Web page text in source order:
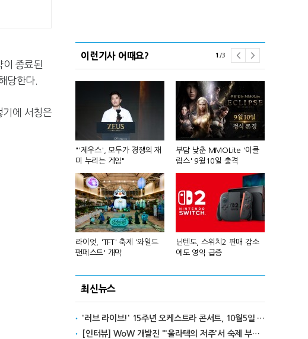
종료된
당한다.
에 서칭은
이런기사 어때요? 1 /3
"'제우스', 모두가 경쟁의 재
미 누리는 게임"
부담 낮춘 MMOLite '이클
립스' 9월10일 출격
라이엇, 'TFT' 축제 '와일드
팬페스트' 개막
닌텐도, 스위치2 판매 감소
에도 영익 급증
최신뉴스
'러브 라이브!' 15주년 오케스트라 콘서트, 10월5일 한국서 첫 해외 공연
[인터뷰] WoW 개발진 "'울라텍의 저주'서 숙제 부담 줄이고 보상 높여"